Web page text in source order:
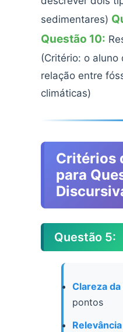
sedimentares)
Questão 10:
(Critério: o aluno
relação entre
climáticas)
Critérios
para
Questão 5:
Clareza
pontos